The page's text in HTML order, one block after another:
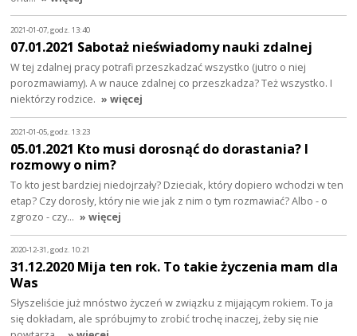
2021-01-07, godz. 13:40
07.01.2021 Sabotaż nieświadomy nauki zdalnej
W tej zdalnej pracy potrafi przeszkadzać wszystko (jutro o niej
porozmawiamy). A w nauce zdalnej co przeszkadza? Też wszystko. I
niektórzy rodzice. » więcej
2021-01-05, godz. 13:23
05.01.2021 Kto musi dorosnąć do dorastania? I
rozmowy o nim?
To kto jest bardziej niedojrzały? Dzieciak, który dopiero wchodzi w ten
etap? Czy dorosły, który nie wie jak z nim o tym rozmawiać? Albo - o
zgrozo - czy… » więcej
2020-12-31, godz. 10:21
31.12.2020 Mija ten rok. To takie życzenia mam dla
Was
Słyszeliście już mnóstwo życzeń w związku z mijającym rokiem. To ja
się dokładam, ale spróbujmy to zrobić trochę inaczej, żeby się nie